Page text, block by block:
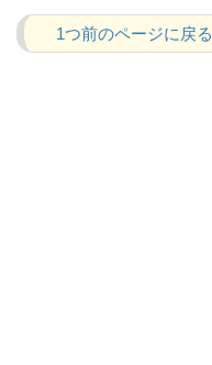
1つ前のページに戻る